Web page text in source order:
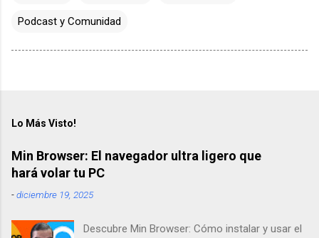
Podcast y Comunidad
Lo Más Visto!
Min Browser: El navegador ultra ligero que
hará volar tu PC
-diciembre 19, 2025
Descubre Min Browser: Cómo instalar y usar el